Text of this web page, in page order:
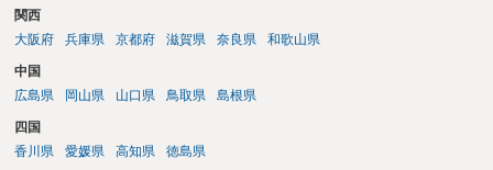
関西
大阪府
兵庫県 京都府 滋賀県 奈良県 和歌山県
中国
広島県
岡山県 山口県 鳥取県 島根県
四国
香川県
愛媛県 高知県 徳島県